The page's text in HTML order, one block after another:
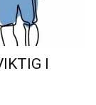
I